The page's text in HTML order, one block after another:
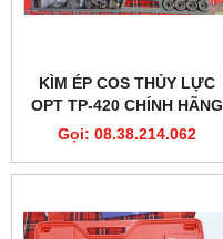
KÌM ÉP COS THỦY LỰC
OPT TP-420 CHÍNH HÃNG
Gọi: 08.38.214.062